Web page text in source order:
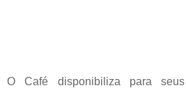
O Café disponibiliza para